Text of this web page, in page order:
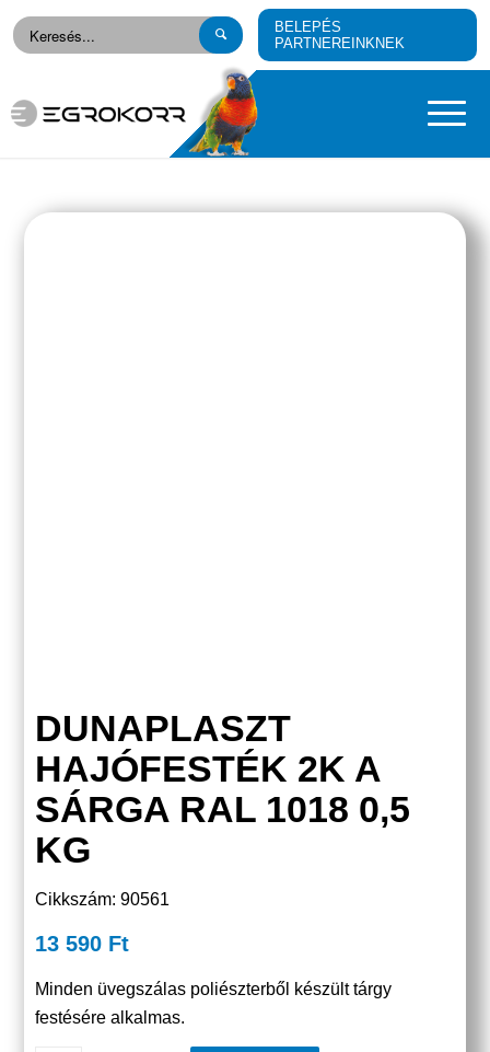
BELEPÉS
PARTNEREINKNEK
DUNAPLASZT
HAJÓFESTÉK 2K A
SÁRGA RAL 1018 0,5
KG
Cikkszám: 90561
13 590 Ft
Minden üvegszálas poliészterből készült tárgy
festésére alkalmas.